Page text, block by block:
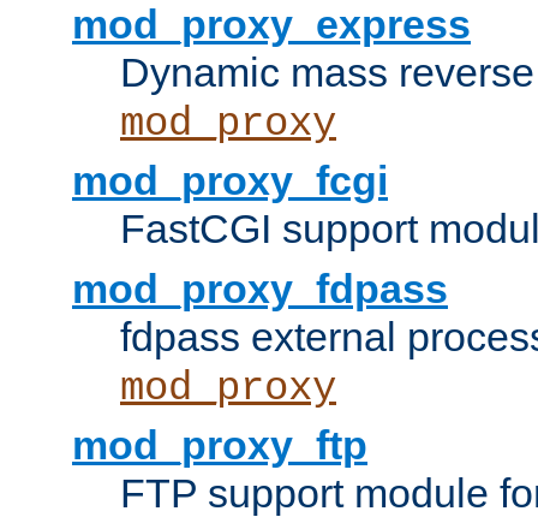
mod_proxy_express
Dynamic mass
mod_proxy
mod_proxy_fcgi
FastCGI support
mod_proxy_fdpass
fdpass external
mod_proxy
mod_proxy_ftp
FTP support module